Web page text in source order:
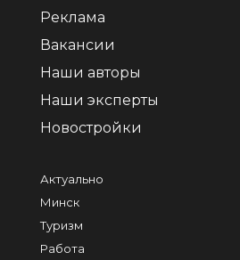
Реклама
Вакансии
Наши авторы
Наши эксперты
Новостройки
Актуально
Минск
Туризм
Работа